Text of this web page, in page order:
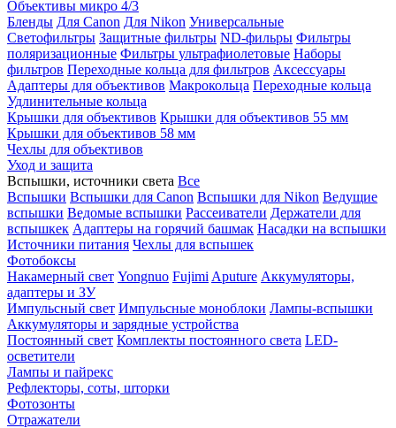
Объективы микро 4/3
Бленды Для Canon Для Nikon Универсальные
Светофильтры Защитные фильтры ND-фильры Фильтры
поляризационные Фильтры ультрафиолетовые Наборы
фильтров Переходные кольца для фильтров Аксессуары
Адаптеры для объективов Макрокольца Переходные кольца
Удлинительные кольца
Крышки для объективов Крышки для объективов 55 мм
Крышки для объективов 58 мм
Чехлы для объективов
Уход и защита
Вспышки, источники света Все
Вспышки Вспышки для Canon Вспышки для Nikon Ведущие
вспышки Ведомые вспышки Рассеиватели Держатели для
вспышкек Адаптеры на горячий башмак Насадки на вспышки
Источники питания Чехлы для вспышек
Фотобоксы
Накамерный свет Yongnuo Fujimi Aputure Аккумуляторы,
адаптеры и ЗУ
Импульсный свет Импульсные моноблоки Лампы-вспышки
Аккумуляторы и зарядные устройства
Постоянный свет Комплекты постоянного света LED-
осветители
Лампы и пайрекс
Рефлекторы, соты, шторки
Фотозонты
Отражатели